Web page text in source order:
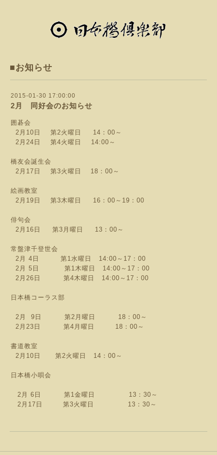
■お知らせ
2015-01-30 17:00:00
2月 同好会のお知らせ
囲碁会
2月10日 第2火曜日 14：00～
2月24日 第4火曜日 14:00～
橋友会誕生会
2月17日 第3火曜日 18：00～
絵画教室
2月19日 第3木曜日 16：00～19：00
俳句会
2月16日 第3月曜日 13：00～
常盤津千登世会
2月 4日 第1水曜日 14:00～17：00
2月 5日 第1木曜日 14:00～17：00
2月26日 第4木曜日 14:00～17：00
日本橋コーラス部
2月 9日 第2月曜日 18：00～
2月23日 第4月曜日 18：00～
書道教室
2月10日 第2火曜日 14：00～
日本橋小唄会
2月 6日 第1金曜日 13：30～
2月17日 第3火曜日 13：30～